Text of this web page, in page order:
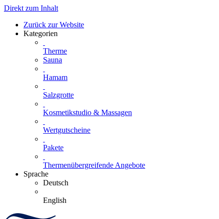
Direkt zum Inhalt
Zurück zur Website
Kategorien
Therme
Sauna
Hamam
Salzgrotte
Kosmetikstudio & Massagen
Wertgutscheine
Pakete
Thermenübergreifende Angebote
Sprache
Deutsch
English